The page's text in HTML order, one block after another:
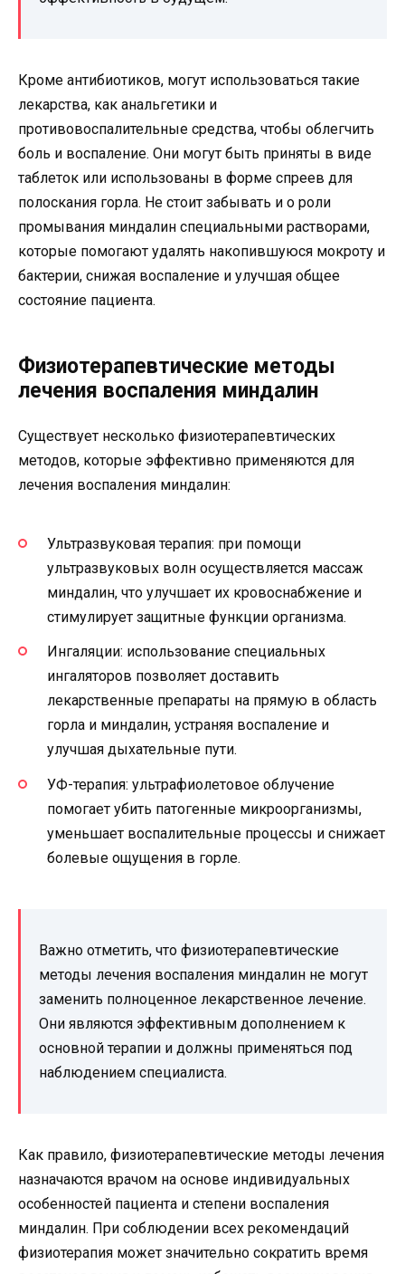
Кроме антибиотиков, могут использоваться такие
лекарства, как анальгетики и
противовоспалительные средства, чтобы облегчить
боль и воспаление. Они могут быть приняты в виде
таблеток или использованы в форме спреев для
полоскания горла. Не стоит забывать и о роли
промывания миндалин специальными растворами,
которые помогают удалять накопившуюся мокроту и
бактерии, снижая воспаление и улучшая общее
состояние пациента.
Физиотерапевтические методы
лечения воспаления миндалин
Существует несколько физиотерапевтических
методов, которые эффективно применяются для
лечения воспаления миндалин:
Ультразвуковая терапия: при помощи
ультразвуковых волн осуществляется массаж
миндалин, что улучшает их кровоснабжение и
стимулирует защитные функции организма.
Ингаляции: использование специальных
ингаляторов позволяет доставить
лекарственные препараты на прямую в область
горла и миндалин, устраняя воспаление и
улучшая дыхательные пути.
УФ-терапия: ультрафиолетовое облучение
помогает убить патогенные микроорганизмы,
уменьшает воспалительные процессы и снижает
болевые ощущения в горле.
Важно отметить, что физиотерапевтические
методы лечения воспаления миндалин не могут
заменить полноценное лекарственное лечение.
Они являются эффективным дополнением к
основной терапии и должны применяться под
наблюдением специалиста.
Как правило, физиотерапевтические методы лечения
назначаются врачом на основе индивидуальных
особенностей пациента и степени воспаления
миндалин. При соблюдении всех рекомендаций
физиотерапия может значительно сократить время